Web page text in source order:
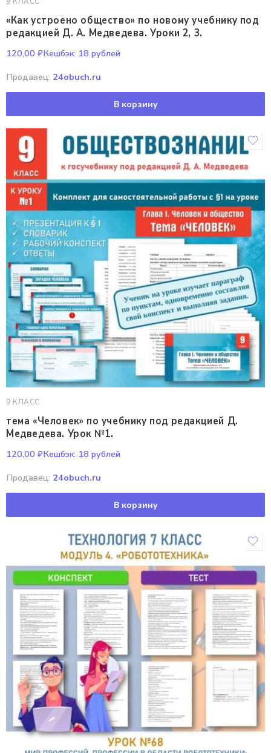
«Как устроено общество» по новому учебнику под
редакцией Д. А. Медведева. Уроки 2, 3.
120,00 ₽Кешбэк: 18 рублей
Продавец: 24obuch.ru
В корзину
9 КЛАСС
тема «Человек» по учебнику под редакцией Д.
Медведева. Урок №1.
120,00 ₽Кешбэк: 18 рублей
Продавец: 24obuch.ru
В корзину